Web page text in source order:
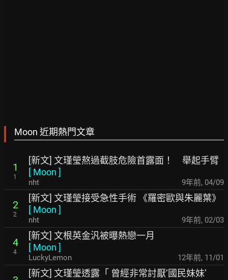
Moon 近期熱門文章
1
1
[新文] 文瑾瑩熬過截肢危險首露面！ 舉起手臂
[ Moon ]
nht 9年前, 04/09
2
2
[新文] 文瑾瑩接受急性手術 《羅密歐與朱麗葉》
[ Moon ]
nht 9年前, 02/03
4
4
[新文] 文根英金汎被曝熱戀一月
[ Moon ]
LuckyLemon 12年前, 11/01
[新文] 文瑾瑩透露「 曾經非常討厭‘國民妹妹’